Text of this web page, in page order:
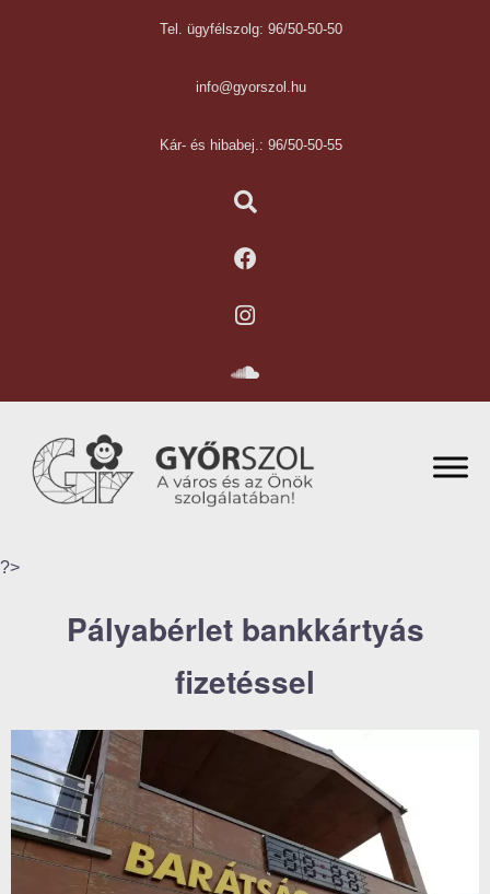
Tel. ügyfélszolg: 96/50-50-50
info@gyorszol.hu
Kár- és hibabej.: 96/50-50-55
?>
Pályabérlet bankkártyás
fizetéssel